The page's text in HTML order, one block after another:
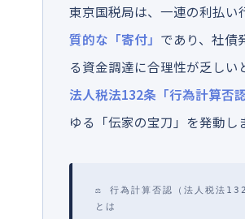
東京国税局は、一連の利払い
質的な「寄付」 であり、社債
る資金調達に合理性が乏しい
法人税法132条「行為計算否認
ゆる「伝家の宝刀」を発動し
⚖ 行為計算否認（法人税法132
とは